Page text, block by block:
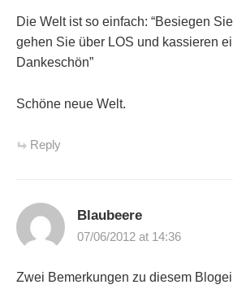
Die Welt ist so einfach: “Besiegen
gehen Sie über LOS und kassieren
Dankeschön”
Schöne neue Welt.
Reply
Blaubeere
07/06/2012 at 14:36
Zwei Bemerkungen zu diesem